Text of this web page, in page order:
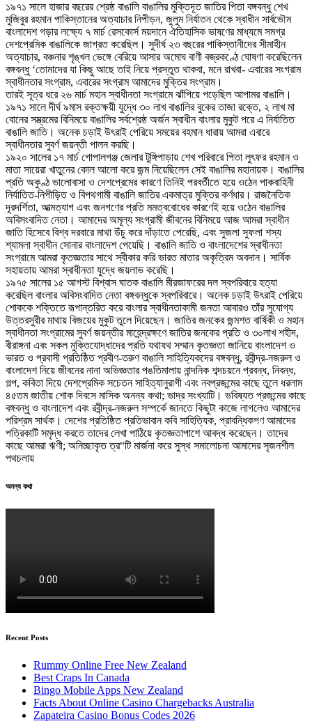
১৯৭১ সালে হাজার বছরের শ্রেষ্ঠ বাঙালি বাঙালির মুক্তিদূত জাতির পিতা বঙ্গবন্ধু শেখ
মুজিবুর রহমান পাকিস্তানের অত্যাচার নিপীড়ন, জুলুম নির্যাতন থেকে স্বাধীন সার্বভৌম
বাংলাদেশ গড়ার লক্ষ্যে ৭ মার্চ রেসকোর্স ময়দানে ঐতিহাসিক ভাষণের মাধ্যমে সমগ্র
দেশপ্রেমিক বাঙালিকে জাগ্রত করেছিল। সুদীর্ঘ ২৩ বছরের পাকিস্তানীদের সীমাহীন
অত্যাচার, বঞ্চনার শৃঙ্খল ভেঙ্গে বেরিয়ে আসার অমোঘ বাণী বজ্রকণ্ঠে ঘোষণা করেছিলেন
বঙ্গবন্ধু ‘তোমাদের যা কিছু আছে তাই নিয়ে প্রস্তুত থাকবা, মনে রাখবা- এবারের সংগ্রাম
স্বাধীনতার সংগ্রাম, এবারের সংগ্রাম আমাদের মুক্তির সংগ্রাম।
তারই সূত্র ধরে ২৬ মার্চ মহান স্বাধীনতা সংগ্রামে ঝাঁপিয়ে পড়েছিল আপামর বাঙালি।
১৯৭১ সালে দীর্ঘ ৯মাস রক্তক্ষয়ী যুদ্ধে ৩০ লাখ বাঙালির বুকের তাজা রক্তে, ২ লাখ মা
বোনের সম্ভ্রমের বিনিময়ে বাঙালির সর্বশ্রেষ্ঠ অর্জন স্বাধীন বাংলার মুকুট পরে এ নির্যাতিত
বাঙালি জাতি। অনেক চড়াই উৎরাই পেরিয়ে সময়ের বহমান ধারায় আমরা এবারে
স্বাধীনতার সুবর্ণ জয়ন্তী পালন করছি।
১৯২০ সালের ১৭ মার্চ গোপালগঞ্জ জেলার টুঙ্গিপাড়ায় শেখ পরিবারে পিতা লুৎফর রহমান ও
মাতা সায়েরা খাতুনের কোল আলো করে জন্ম নিয়েছিলেন সেই বাঙালির মহানায়ক। বাঙালির
প্রতি অকুণ্ঠ ভালোবাসা ও দেশপ্রেমের কারণে তিনিই পরবর্তীতে হয়ে ওঠেন পাকবাহিনী
নির্যাতিত-নিপীড়িত ও বিপথগামী বাঙালি জাতির একমাত্র মুক্তির কর্ণধার। রাজনৈতিক
দূরদর্শিতা, আত্মত্যাগ এবং জনগণের প্রতি মমত্ববোধের কারণেই হয়ে ওঠেন বাঙালির
অবিসংবাদিত নেতা। আমাদের অমূল্য সংগ্রামী জীবনের বিনিময়ে আজ আমরা স্বাধীন
জাতি হিসেবে বিশ্ব দরবারে মাথা উঁচু করে দাঁড়াতে পেরেছি, এবং সুজলা সুফলা শস্য
শ্যামলা স্বাধীন সোনার বাংলাদেশ পেয়েছি। বাঙালি জাতি ও বাংলাদেশের স্বাধীনতা
সংগ্রামে আমরা কৃতজ্ঞতার সাথে স্বীকার করি ভারত মাতার অকৃত্রিম অবদান। সার্বিক
সহায়তায় আমরা স্বাধীনতা যুদ্ধে জয়লাভ করেছি।
১৯৭৫ সালের ১৫ আগস্ট বিশ্বাস ঘাতক বাঙালি মীরজাফরের দল স্বপরিবারে হত্যা
করেছিল বাংলার অবিসংবাদিত নেতা বঙ্গবন্ধুকে স্বপরিবারে। অনেক চড়াই উৎরাই পেরিয়ে
শোককে শক্তিতে রূপান্তরিত করে বাংলার স্বাধীনতাকামী জনতা আবারও তাঁর সুযোগ্য
উত্তরসুরীর মাথায় বিজয়ের মুকুট তুলে দিয়েছেন। জাতির জনকের জন্মশত বার্ষিকী ও মহান
স্বাধীনতা সংগ্রামের সুবর্ণ জয়ন্তীর মাহেন্দ্রক্ষণে জাতির জনকের প্রতি ও ৩০লাখ শহীদ,
বীরাঙ্গনা এবং সকল মুক্তিযোদ্ধাদের প্রতি যথাযথ সম্মান কৃতজ্ঞতা জানিয়ে বাংলাদেশ ও
ভারত ও প্রবাসী প্রতিষ্ঠিত প্রবীণ-তরুণ বাঙালি সাহিত্যিকদের বঙ্গবন্ধু, রবীন্দ্র-নজরুল ও
বাংলাদেশ নিয়ে জীবনের নানা অভিজ্ঞতার পঙতিমালায় নান্দনিক শব্দচয়নে প্রবন্ধ, নিবন্ধ,
গল্প, কবিতা দিয়ে দেশপ্রেমিক সচেতন সাহিত্যানুরাগী এবং নবপ্রজন্মের কাছে তুলে ধরলাম
৪৫তম জাতীয় শোক দিবসে মাসিক অনন্য কথা; ভাদ্র সংখ্যাটি। ভবিষ্যত প্রজন্মের কাছে
বঙ্গবন্ধু ও বাংলাদেশ এবং রবীন্দ্র-নজরুল সম্পর্কে জানতে কিছুটা কাজে লাগলেও আমাদের
পরিশ্রম সার্থক। দেশের প্রতিষ্ঠিত প্রতিভাবান কবি সাহিত্যিক, প্রাবন্ধিকগণ আমাদের
পত্রিকাটি সমৃদ্ধ করতে তাদের লেখা পাঠিয়ে কৃতজ্ঞতাপাশে আবদ্ধ করেছেন। তাদের
কাছে আমরা ঋণী; অনিচ্ছাকৃত ত্র“টি মার্জনা করে সুস্থ সমালোচনা আমাদের সৃজনশীল
পথচলায়
অনন্য কথা
Recent Posts
Rummy Online Free New Zealand
Best Craps In Canada
Bingo Mobile Apps New Zealand
Facts About Online Casino Chargebacks Australia
Zapateira Casino Bonus Codes 2026